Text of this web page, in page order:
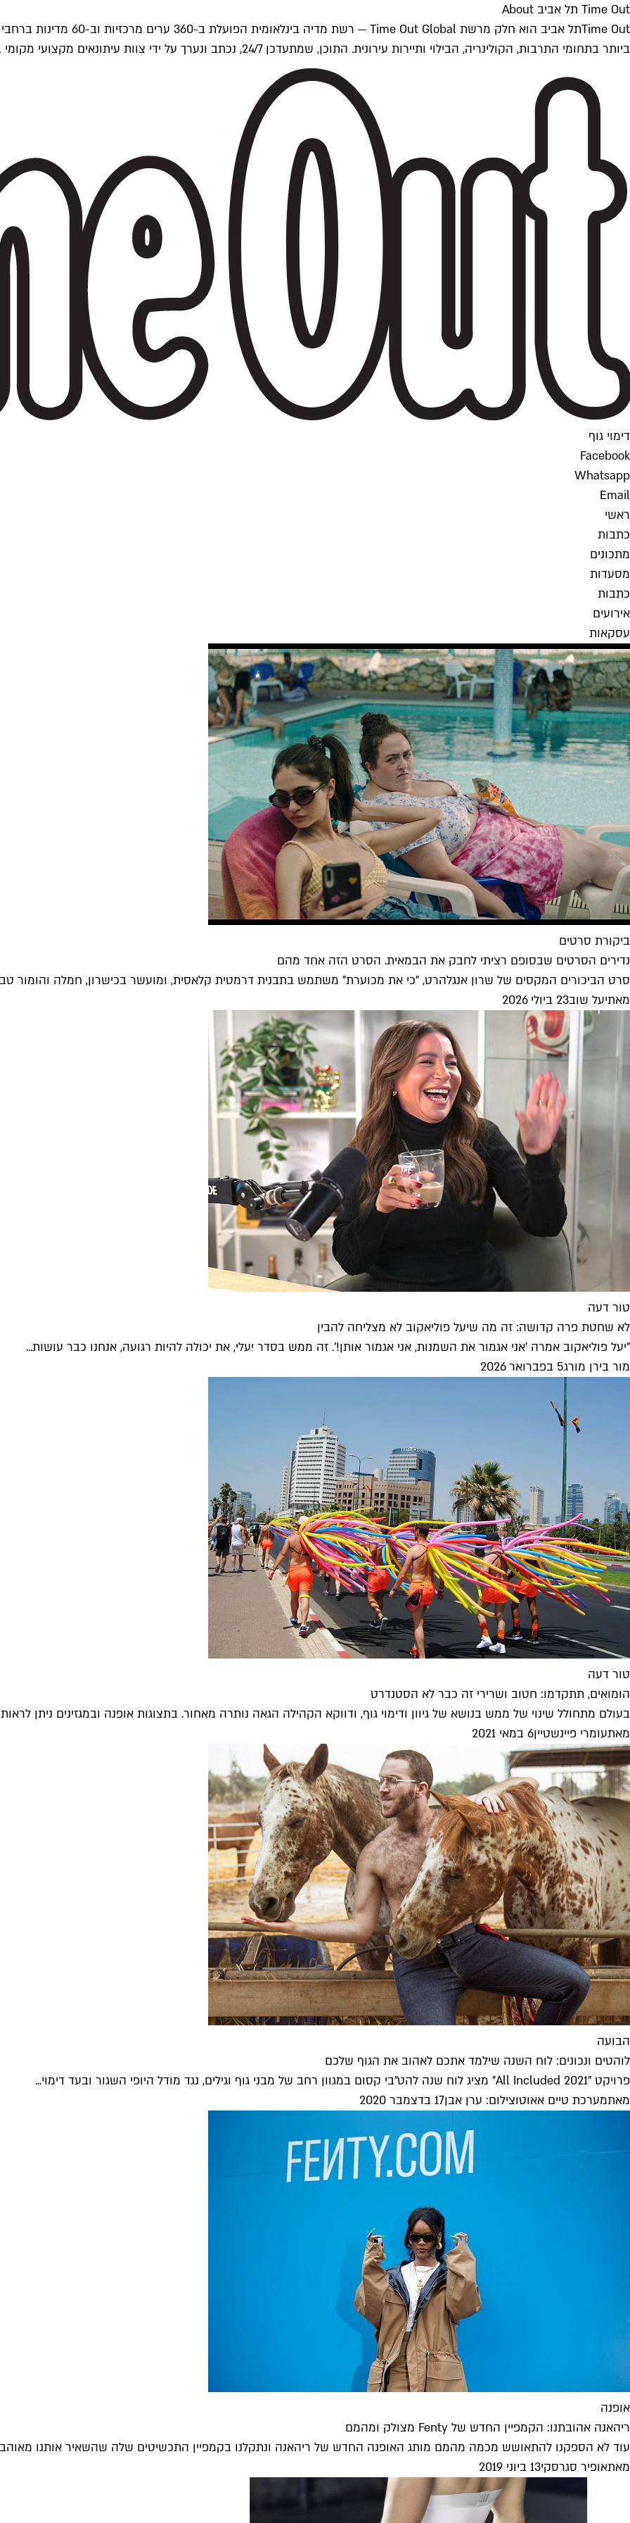
Time Out תל אביב About
ביותר בתחומי התרבות, הקולינריה, הבילוי ותיירות עירונית. התוכן, שמתעדכן 24/7, נכתב ונערך על ידי צוות עיתונאים מקצועי מקומי בישראל, בהתאם לסטנדרטים של Time Out העולמית.
דימוי גוף
Facebook
Whatsapp
Email
ראשי
כתבות
מתכונים
מסעדות
כתבות
אירועים
עסקאות
ביקורת סרטים
נדירים הסרטים שבסופם רציתי לחבק את הבמאית. הסרט הזה אחד מהם
סרט הביכורים המקסים של שרון אנגלהרט, "כי את מכוערת" משתמש בתבנית דרמטית קלאסית, ומועשר בכישרון, חמלה והומור
מאתיעל שוב23 ביולי 2026
טור דעה
לא שחטת פרה קדושה: זה מה שיעל פוליאקוב לא מצליחה להבין
"יעל פוליאקוב אמרה 'אני אגמור את השמנות, אני אגמור אותן!'. זה ממש בסדר יעלי, את יכולה להיות רגועה, אנחנו כבר עושות...
מור בירן מורג5 בפברואר 2026
טור דעה
הומואים, תתקדמו: חטוב ושרירי זה כבר לא הסטנדרט
בעולם מתחולל שינוי של ממש בנושא של גיוון ודימוי גוף, ודווקא הקהילה הגאה נותרה מאחור. בתצוגות אופנה ובמגזינים ניתן
מאתעומרי פיינשטיין6 במאי 2021
הבועה
לוהטים ונכונים: לוח השנה שילמד אתכם לאהוב את הגוף שלכם
פרויקט "All Included 2021" מציג לוח שנה להט"בי קסום במגוון רחב של מבני גוף וגילים, נגד מודל היופי השגור ובעד דימוי...
מאתמערכת טיים אאוטוצילום: ערן אבן17 בדצמבר 2020
אופנה
ריהאנה אהובתנו: הקמפיין החדש של Fenty מצולק ומהמם
עוד לא הספקנו להתאושש מכמה מהמם מותג האופנה החדש של ריהאנה ונתקלנו בקמפיין התכשיטים שלה שהשאיר אותנו
מאתאופיר סגרסקי13 ביוני 2019